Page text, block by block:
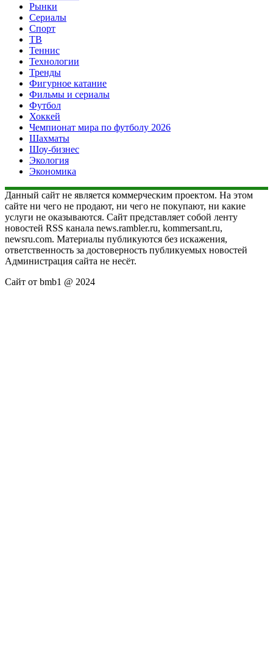
Рынки
Сериалы
Спорт
ТВ
Теннис
Технологии
Тренды
Фигурное катание
Фильмы и сериалы
Футбол
Хоккей
Чемпионат мира по футболу 2026
Шахматы
Шоу-бизнес
Экология
Экономика
Данный сайт не является коммерческим проектом. На этом
сайте ни чего не продают, ни чего не покупают, ни какие
услуги не оказываются. Сайт представляет собой ленту
новостей RSS канала news.rambler.ru, kommersant.ru,
newsru.com. Материалы публикуются без искажения,
ответственность за достоверность публикуемых новостей
Администрация сайта не несёт.
Сайт от bmb1 @ 2024